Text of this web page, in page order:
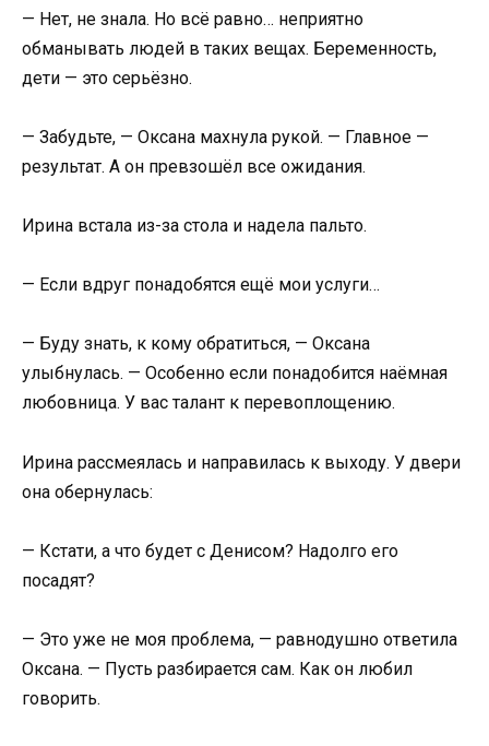
— Нет, не знала. Но всё равно… неприятно
обманывать людей в таких вещах. Беременность,
дети — это серьёзно.
— Забудьте, — Оксана махнула рукой. — Главное —
результат. А он превзошёл все ожидания.
Ирина встала из-за стола и надела пальто.
— Если вдруг понадобятся ещё мои услуги…
— Буду знать, к кому обратиться, — Оксана
улыбнулась. — Особенно если понадобится наёмная
любовница. У вас талант к перевоплощению.
Ирина рассмеялась и направилась к выходу. У двери
она обернулась:
— Кстати, а что будет с Денисом? Надолго его
посадят?
— Это уже не моя проблема, — равнодушно ответила
Оксана. — Пусть разбирается сам. Как он любил
говорить.